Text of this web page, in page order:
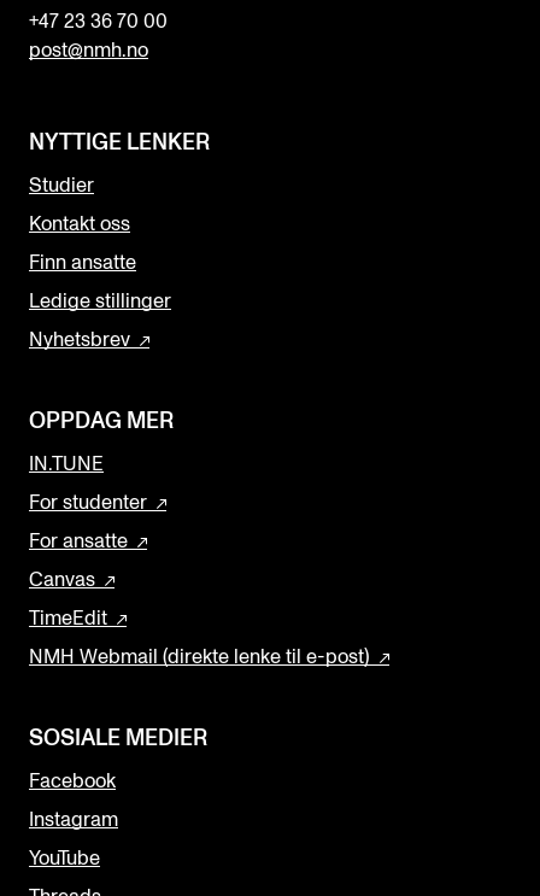
+47 23 36 70 00
post@nmh.no
NYTTIGE LENKER
Studier
Kontakt oss
Finn ansatte
Ledige stillinger
Nyhetsbrev
OPPDAG MER
IN.TUNE
For studenter
For ansatte
Canvas
TimeEdit
NMH Webmail (direkte lenke til e-post)
SOSIALE MEDIER
Facebook
Instagram
YouTube